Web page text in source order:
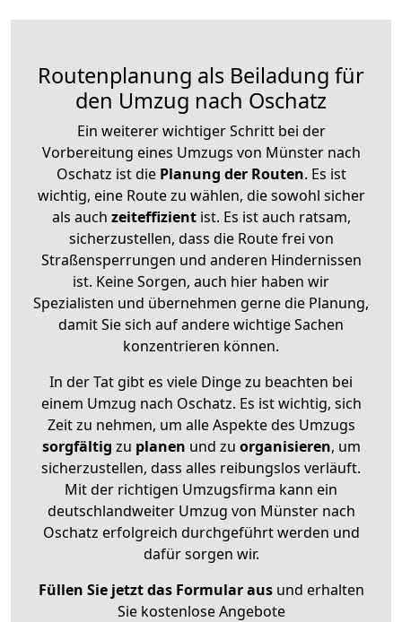
Routenplanung als Beiladung für
den Umzug nach Oschatz
Ein weiterer wichtiger Schritt bei der
Vorbereitung eines Umzugs von Münster nach
Oschatz ist diePlanung der Routen. Es ist
wichtig, eine Route zu wählen, die sowohl sicher
als auch zeiteffizientist. Es ist auch ratsam,
sicherzustellen, dass die Route frei von
Straßensperrungen und anderen Hindernissen
ist. Keine Sorgen, auch hier haben wir
Spezialisten und übernehmen gerne die Planung,
damit Sie sich auf andere wichtige Sachen
konzentrieren können.
In der Tat gibt es viele Dinge zu beachten bei
einem Umzug nach Oschatz. Es ist wichtig, sich
Zeit zu nehmen, um alle Aspekte des Umzugs
sorgfältig zu planen und zu organisieren, um
sicherzustellen, dass alles reibungslos verläuft.
Mit der richtigen Umzugsfirma kann ein
deutschlandweiter Umzug von Münster nach
Oschatz erfolgreich durchgeführt werden und
dafür sorgen wir.
Füllen Sie jetzt das Formular ausund erhalten
Sie kostenlose Angebote